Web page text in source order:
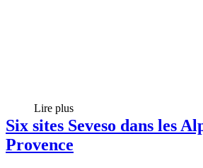
Lire plus
Six sites Seveso dans les
Provence